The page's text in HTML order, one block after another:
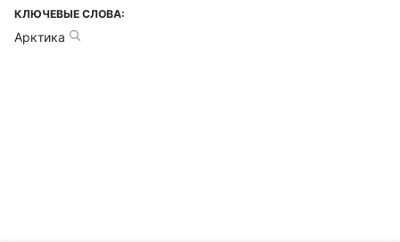
КЛЮЧЕВЫЕ СЛОВА:
Арктика